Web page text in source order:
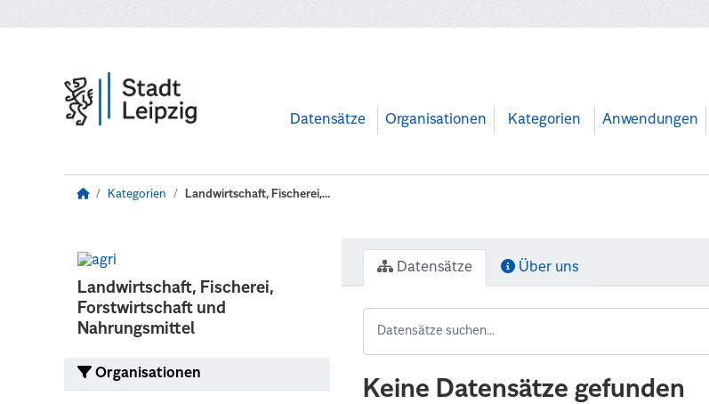
Datensätze Organisationen Kategorien Anwendungen
Kategorien Landwirtschaft, Fischerei,...
Landwirtschaft, Fischerei,
Forstwirtschaft und
Nahrungsmittel
Organisationen
Datensätze Über uns
Keine Datensätze gefunden